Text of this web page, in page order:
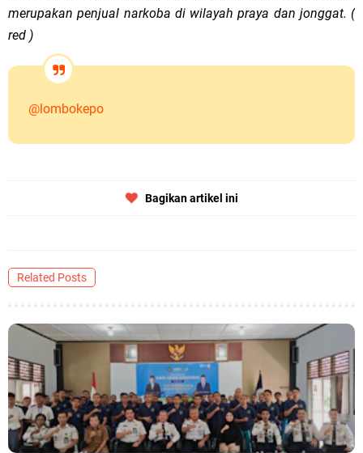
merupakan penjual narkoba di wilayah praya dan jonggat. (
red )
@lombokepo
Bagikan artikel ini
Related Posts